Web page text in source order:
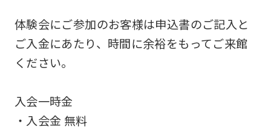
体験会にご参加のお客様は申込書のご記入と
ご入金にあたり、時間に余裕をもってご来館
ください。
入会一時金
・入会金 無料
an
accurate